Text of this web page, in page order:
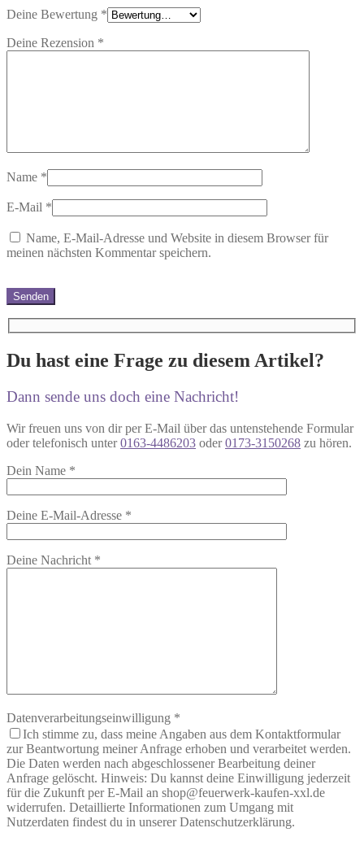
Deine Bewertung *
Deine Rezension *
Name *
E-Mail *
Name, E-Mail-Adresse und Website in diesem Browser für
meinen nächsten Kommentar speichern.
Du hast eine Frage zu diesem Artikel?
Dann sende uns doch eine Nachricht!
Wir freuen uns von dir per E-Mail über das untenstehende Formular
oder telefonisch unter0163-4486203 oder0173-3150268 zu hören.
Dein Name *
Deine E-Mail-Adresse *
Deine Nachricht *
Datenverarbeitungseinwilligung *
Ich stimme zu, dass meine Angaben aus dem Kontaktformular
zur Beantwortung meiner Anfrage erhoben und verarbeitet werden.
Die Daten werden nach abgeschlossener Bearbeitung deiner
Anfrage gelöscht. Hinweis: Du kannst deine Einwilligung jederzeit
für die Zukunft per E-Mail an shop@feuerwerk-kaufen-xxl.de
widerrufen. Detaillierte Informationen zum Umgang mit
Nutzerdaten findest du in unserer Datenschutzerklärung.